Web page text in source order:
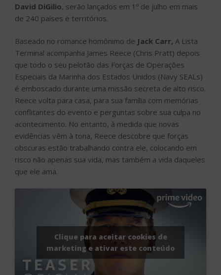
David DiGilio, serão lançados em 1º de julho em mais
de 240 países e territórios.
Baseado no romance homônimo de Jack Carr, A Lista
Terminal acompanha James Reece (Chris Pratt) depois
que todo o seu pelotão das Forças de Operações
Especiais da Marinha dos Estados Unidos (Navy SEALs)
é emboscado durante uma missão secreta de alto risco.
Reece volta para casa, para sua família com memórias
conflitantes do evento e perguntas sobre sua culpa no
acontecimento. No entanto, à medida que novas
evidências vêm à tona, Reece descobre que forças
obscuras estão trabalhando contra ele, colocando em
risco não apenas sua vida, mas também a vida daqueles
que ele ama.
Clique para aceitar cookies de
marketing e ativar este conteúdo